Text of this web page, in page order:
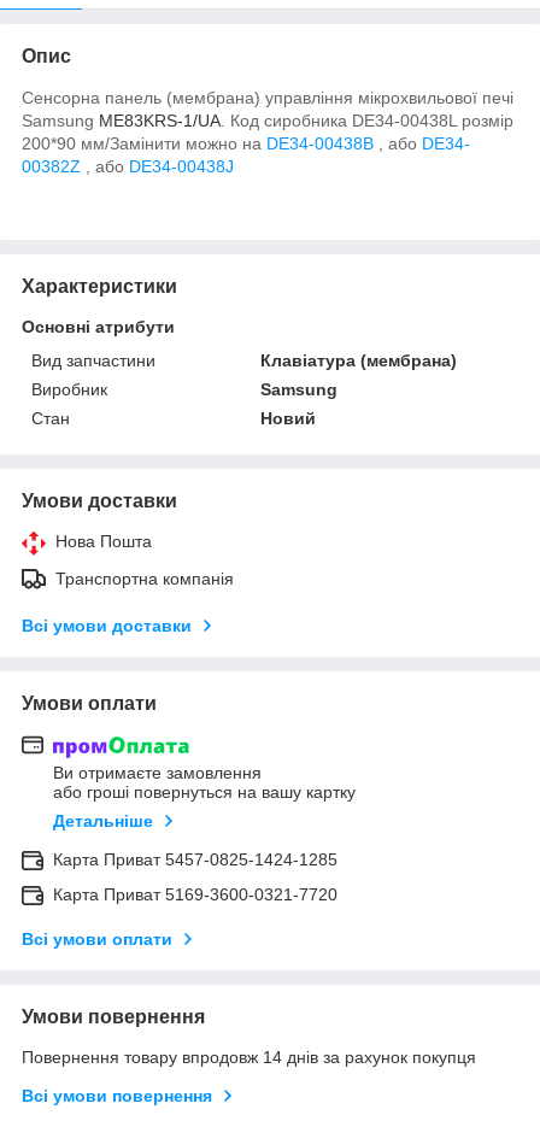
Опис
Сенсорна панель (мембрана) управління мікрохвильової печі
Samsung ME83KRS-1/UA . Код сиробника DE34-00438L розмір
200*90 мм/Замінити можно на DE34-00438B , або DE34-
00382Z , або DE34-00438J
Характеристики
Основні атрибути
Вид запчастини
Клавіатура (мембрана)
Виробник
Samsung
Стан
Новий
Умови доставки
Нова Пошта
Транспортна компанія
Всі умови доставки
Умови оплати
Ви отримаєте замовлення
або гроші повернуться на вашу картку
Детальніше
Карта Приват 5457-0825-1424-1285
Карта Приват 5169-3600-0321-7720
Всі умови оплати
Умови повернення
Повернення товару впродовж 14 днів за рахунок покупця
Всі умови повернення